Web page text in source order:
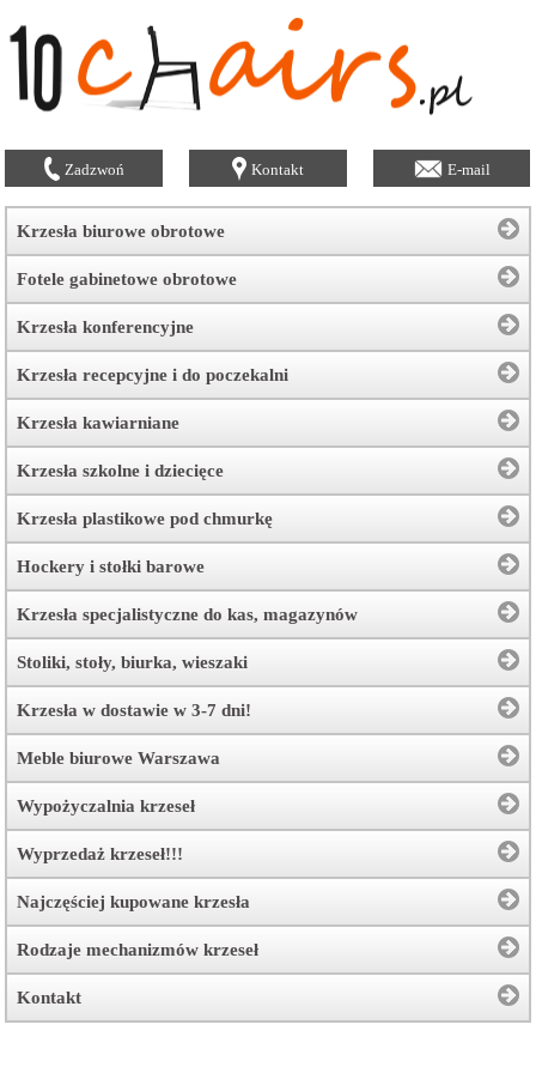
Zadzwoń Kontakt E-mail
Krzesła biurowe obrotowe
Fotele gabinetowe obrotowe
Krzesła konferencyjne
Krzesła recepcyjne i do poczekalni
Krzesła kawiarniane
Krzesła szkolne i dziecięce
Krzesła plastikowe pod chmurkę
Hockery i stołki barowe
Krzesła specjalistyczne do kas, magazynów
Stoliki, stoły, biurka, wieszaki
Krzesła w dostawie w 3-7 dni!
Meble biurowe Warszawa
Wypożyczalnia krzeseł
Wyprzedaż krzeseł!!!
Najczęściej kupowane krzesła
Rodzaje mechanizmów krzeseł
Kontakt